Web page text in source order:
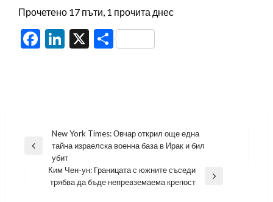
Прочетено 17 пъти, 1 прочита днес
Facebook
LinkedIn
X Share
Навигация
Previous
New York Times: Овчар открил още една
тайна израелска военна база в Ирак и бил
убит
Next
Ким Чен-ун: Границата с южните съседи
трябва да бъде непревземаема крепост